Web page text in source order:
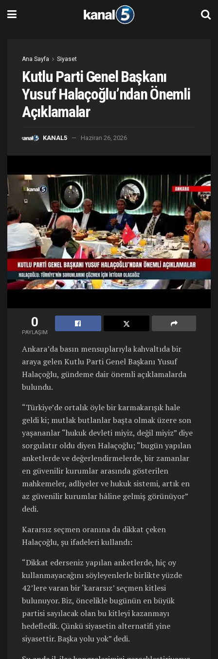
Ana Sayfa Siyaset
Kutlu Parti Genel Başkanı
Yusuf Halaçoğlu’ndan Önemli
Açıklamalar
KANAL5 Haziran 26, 2026
0
PAYLAŞIM
Ankara’da basın mensuplarıyla kahvaltıda bir
araya gelen Kutlu Parti Genel Başkanı Yusuf
Halaçoğlu, gündeme dair önemli açıklamalarda
bulundu.
“Türkiye’de ortalık öyle bir karmakarışık hale
geldi ki; mutlak butlanlar başta olmak üzere son
yaşananlar “hukuk devleti miyiz, değil miyiz” diye
sorgulatır oldu diyen Halaçoğlu; “bugün yapılan
anketlerde ve değerlendirmelerde, bir zamanlar
en güvenilir kurumlar arasında gösterilen
mahkemeler, adliyeler ve hukuk sistemi, artık en
az güvenilir kurumlar hâline gelmiş görünüyor”
dedi.
Kararsız seçmen oranına da dikkat çeken
Halaçoğlu, şu ifadeleri kullandı:
“Dikkat ederseniz yapılan anketlerde, hiç oy
kullanmayacağını söyleyenlerle birlikte yüzde
42’lere varan bir ‘kararsız’ seçmen kitlesi
bulunuyor. Biz, öncelikle bugünün en büyük
partisi sayılacak olan bu kitleyi kazanmayı
hedefledik. Çünkü siyasetin alternatifi yine
siyasettir. Başka yolu yok” dedi.